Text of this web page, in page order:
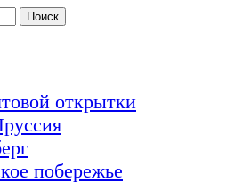
в почтовых открытках и не
открытки
побережье